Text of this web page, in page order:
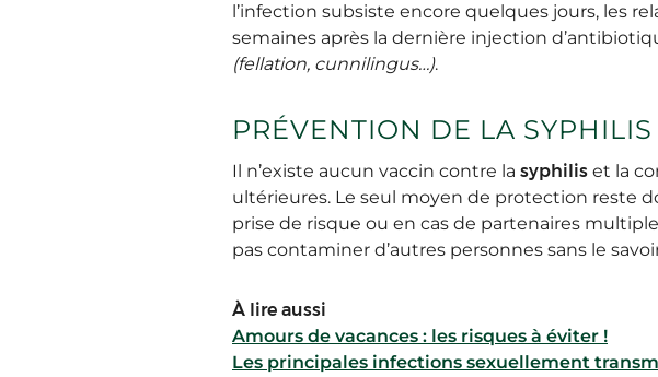
l’infection subsiste encore quelques jours, les
semaines après la dernière injection
(fellation, cunnilingus…).
PRÉVENTION DE LA
Il n’existe aucun vaccin contre la syphilis et la
ultérieures. Le seul moyen de protection reste
prise de risque ou en cas de partenaires
pas contaminer d’autres personnes sans le
À lire aussi
Amours de vacances : les risques à éviter !
Les principales infections sexuellement